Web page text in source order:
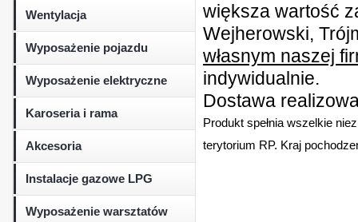
Wentylacja
Wyposażenie pojazdu
Wyposażenie elektryczne
Karoseria i rama
Akcesoria
Instalacje gazowe LPG
Wyposażenie warsztatów
większa wartość
Wejherowski,
własnym naszej
indywidualnie.
Dostawa
Produkt spełnia wszelkie
terytorium RP. Kraj